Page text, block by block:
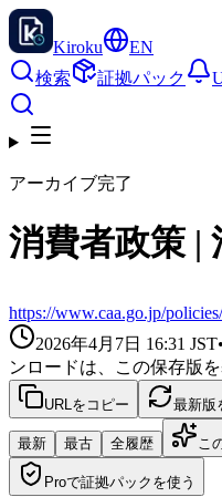
Kiroku
EN
検索
証拠パック
アーカイブ完了
消費者政策 |
https://www.caa.go.jp/
2026年4月7日 16:31 JST•
ンロードは、この保存版
URLをコピー 最新版
最新 最古 全履歴 こ
Proで証拠パックを使う